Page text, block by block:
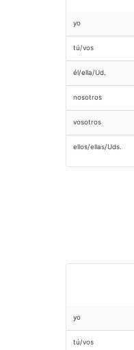
yo
tú/vos
él/ella/Ud.
nosotros
vosotros
ellos/ellas/Uds.
yo
tú/vos